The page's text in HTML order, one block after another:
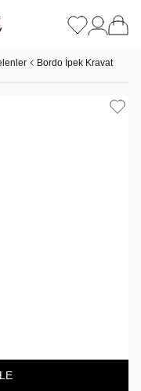
Bordo İpek Kravat